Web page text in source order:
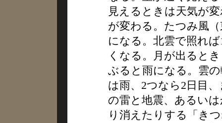
見えるときは天気が
が変わる。たつみ風
になる。北雲で照れ
くなる。月が出ると
ぶると雨になる。雲
は雨、2つなら2日目
の雷と地震、あるい
り消えたりする「き